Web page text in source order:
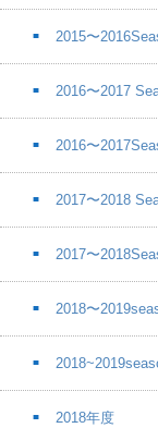
2015〜
2016〜2017
2016〜
2017〜2018
2017〜
2018〜
2018年度